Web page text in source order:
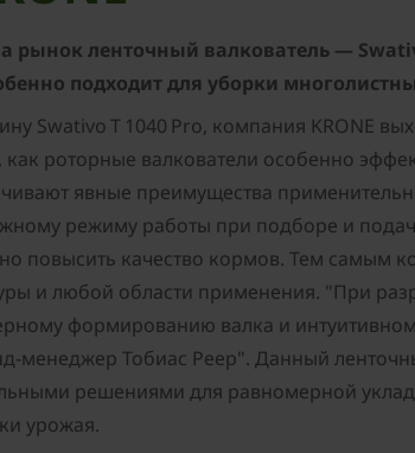
рынок ленточный валкователь —
подходит для уборки
Swativo T 1040 Pro, компания KRONE
роторные валкователи особенно
явные преимущества
режиму работы при подборе и
повысить качество кормов. Тем самым
и любой области применения. "При
формированию валка и
менеджер Тобиас Реер". Данный
решениями для равномерной
урожая.